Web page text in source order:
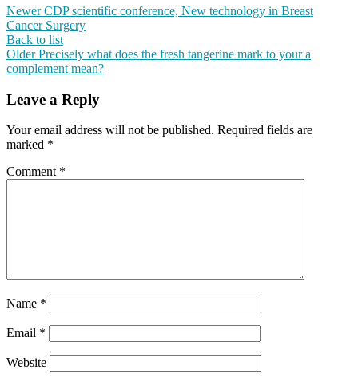
Newer CDP scientific conference, New technology in Breast
Cancer Surgery
Back to list
Older Precisely what does the fresh tangerine mark to your a
complement mean?
Leave a Reply
Your email address will not be published. Required fields are
marked *
Comment *
Name *
Email *
Website